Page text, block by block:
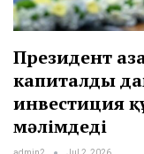
Президент
капиталды
инвестиция
мәлімдеді